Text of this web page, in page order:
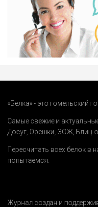
«Белка» - это гомельский
Самые свежие и
Досуг Орешки ЗОЖ Блиц-
Пересчитать всех белок
попытаемся.
Журнал создан и